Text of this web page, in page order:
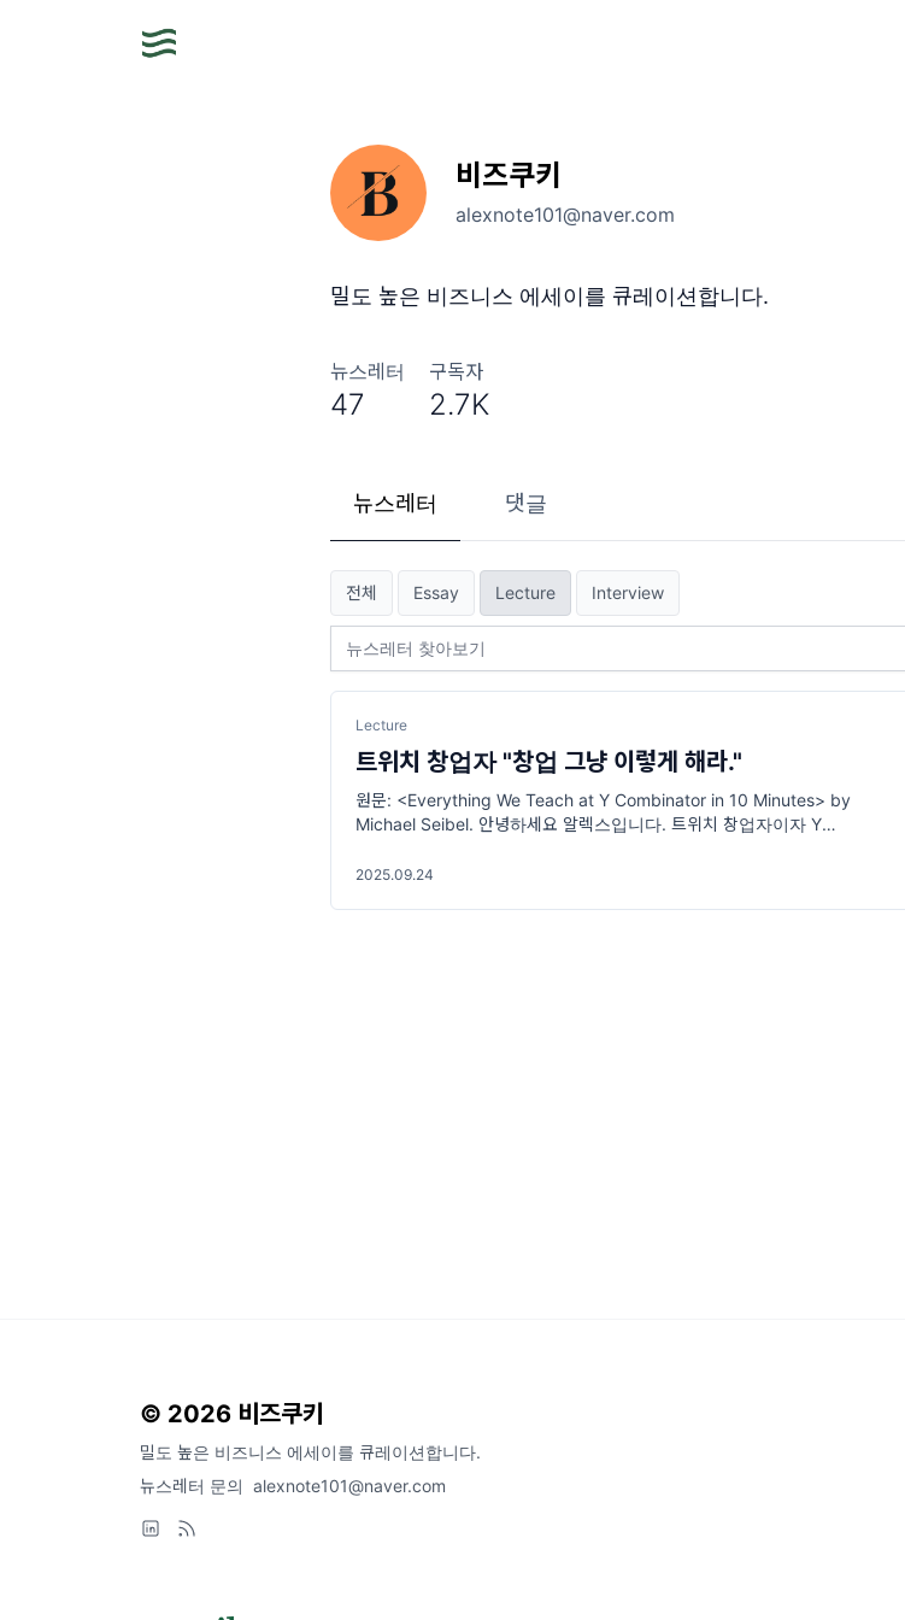
비즈쿠키
alexnote101@naver.com
밀도 높은 비즈니스 에세이를 큐레이션합니다.
뉴스레터
47
구독자
2.7K
뉴스레터 댓글
전체 Essay Lecture Interview
Lecture
트위치 창업자 "창업 그냥 이렇게 해라."
원문: <Everything We Teach at Y Combinator in 10 Minutes> by
Michael Seibel. 안녕하세요 알렉스입니다. 트위치 창업자이자 Y
...
2025.09.24
© 2026 비즈쿠키
밀도 높은 비즈니스 에세이를 큐레이션합니다.
뉴스레터 문의 alexnote101@naver.com